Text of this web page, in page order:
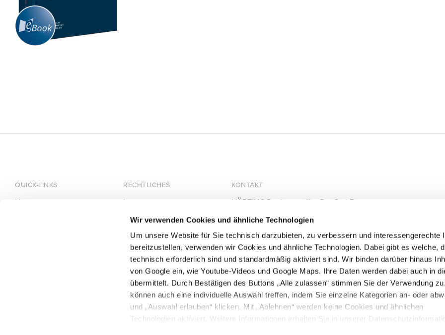
Wir verwenden Cookies und ähnliche Technologien
Um unsere Website für Sie technisch darzubieten, zu verbessern und interessengerechte
bereitzustellen, verwenden wir Cookies und ähnliche Technologien. Dabei gibt es welche,
technisch erforderlich sind und standardmäßig aktiviert sind. Wir binden darüber hinaus
von Google ein, wie Youtube-Videos und Google Maps. Ihre Daten werden dabei auch in
übermittelt. Durch Bestätigen des Buttons „Alle zulassen“ stimmen Sie der Verwendung
können auch eine individuelle Auswahl treffen, indem Sie einzelne Kategorien an- oder
und „Auswahl erlauben“ klicken. Mit „Ablehnen“ werden keine Cookies und ähnlichen
Technologien aktiviert. Weitere Informationen erhalten Sie in unserer
KONTAKT
HÄRTING Rechtsanwälte PartGmbB
10115 Berlin
+49 30 28305740
+49 30 28305744
mail@haerting.de
QUICK-LINKS
Home
RECHTLICHES
Impressum
Datenschutz